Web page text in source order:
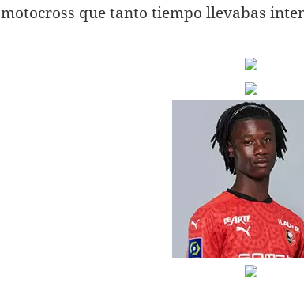
motocross que tanto tiempo llevabas